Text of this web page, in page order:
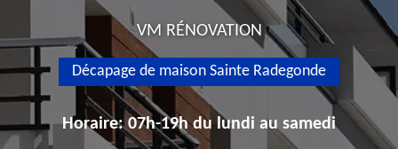
VM RÉNOVATION
Décapage de maison Sainte Radegonde
Horaire: 07h-19h du lundi au samedi